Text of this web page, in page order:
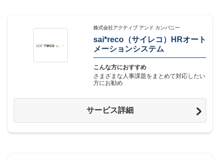
株式会社アクティブ アンド カンパニー
sai*reco（サイレコ）HRオート
メーションシステム
こんな方におすすめ
さまざまな人事課題をまとめて対応したい
方にお勧め
サービス詳細